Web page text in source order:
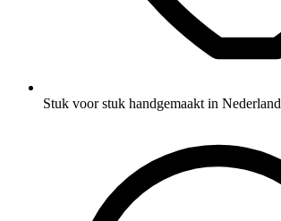
Stuk voor stuk handgemaakt in Nederland